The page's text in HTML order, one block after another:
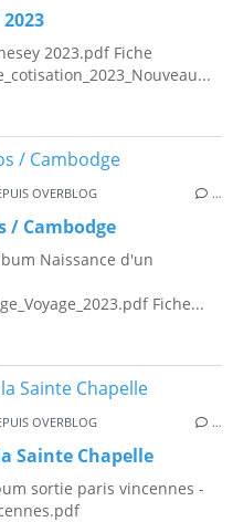
2023.pdf Fiche
OVERBLOG …
/ Cambodge
Naissance d'un
Fiche...
OVERBLOG …
Sainte Chapelle
sortie paris vincennes -